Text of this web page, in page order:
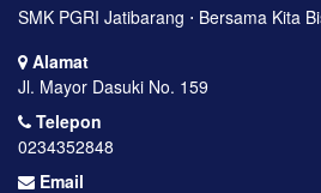
SMK PGRI Jatibarang ⋅ Bersama Kita
Alamat
Jl. Mayor Dasuki No. 159
Telepon
0234352848
Email